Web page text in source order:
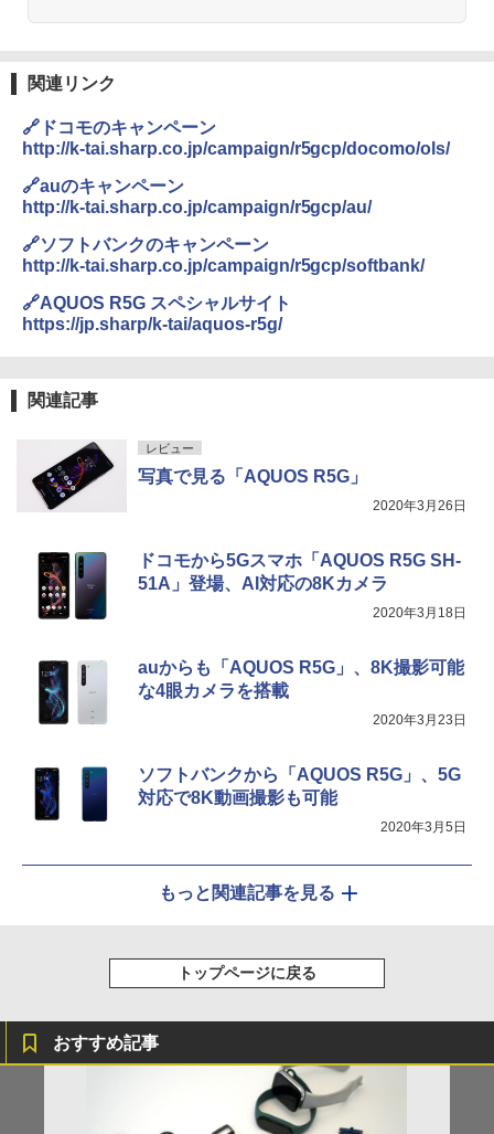
関連リンク
🔗ドコモのキャンペーン
http://k-tai.sharp.co.jp/campaign/r5gcp/docomo/ols/
🔗auのキャンペーン
http://k-tai.sharp.co.jp/campaign/r5gcp/au/
🔗ソフトバンクのキャンペーン
http://k-tai.sharp.co.jp/campaign/r5gcp/softbank/
🔗AQUOS R5G スペシャルサイト
https://jp.sharp/k-tai/aquos-r5g/
関連記事
レビュー
写真で見る「AQUOS R5G」
2020年3月26日
ドコモから5Gスマホ「AQUOS R5G SH-
51A」登場、AI対応の8Kカメラ
2020年3月18日
auからも「AQUOS R5G」、8K撮影可能
な4眼カメラを搭載
2020年3月23日
ソフトバンクから「AQUOS R5G」、5G
対応で8K動画撮影も可能
2020年3月5日
もっと関連記事を見る
トップページに戻る
おすすめ記事